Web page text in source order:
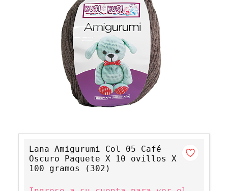
Lana Amigurumi Col 05 Café
Oscuro Paquete X 10 ovillos X
100 gramos (302)